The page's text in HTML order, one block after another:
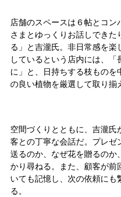
店舗のスペースは６帖とコ
さまとゆっくりお話しできた
る」と吉瀧氏。非日常感を
しているという店内には、「
に」と、日持ちする枝もの
の良い植物を厳選して取り揃
空間づくりとともに、吉瀧
客との丁寧な会話だ。プレゼ
送るのか、なぜ花を贈るのか
かり尋ねる。また、顧客が前
いても記憶し、次の依頼にも
る。